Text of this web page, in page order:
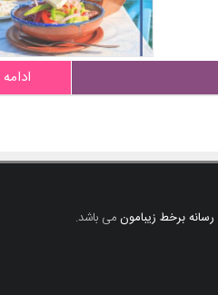
ادامه
رسانه برخط زیبامونمی باشد.